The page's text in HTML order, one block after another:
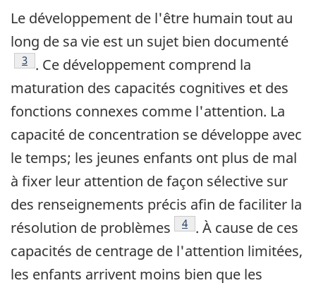
Le développement de l'être humain tout au
long de sa vie est un sujet bien documenté
Note de bas de page
3 . Ce développement comprend la
maturation des capacités cognitives et des
fonctions connexes comme l'attention. La
capacité de concentration se développe avec
le temps; les jeunes enfants ont plus de mal
à fixer leur attention de façon sélective sur
des renseignements précis afin de faciliter la
résolution de problèmes
Note de bas de page
4 . À cause de ces
capacités de centrage de l'attention limitées,
les enfants arrivent moins bien que les